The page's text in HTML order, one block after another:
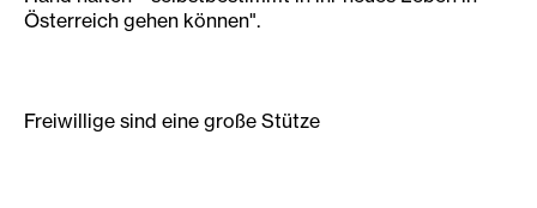
Österreich gehen können".
Freiwillige sind eine große Stütze